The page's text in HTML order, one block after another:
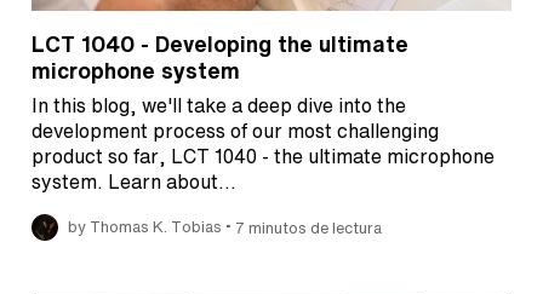
LCT 1040 - Developing the ultimate
microphone system
In this blog, we'll take a deep dive into the
development process of our most challenging
product so far, LCT 1040 - the ultimate microphone
system. Learn about…
by Thomas K. Tobias • 7 minutos de lectura